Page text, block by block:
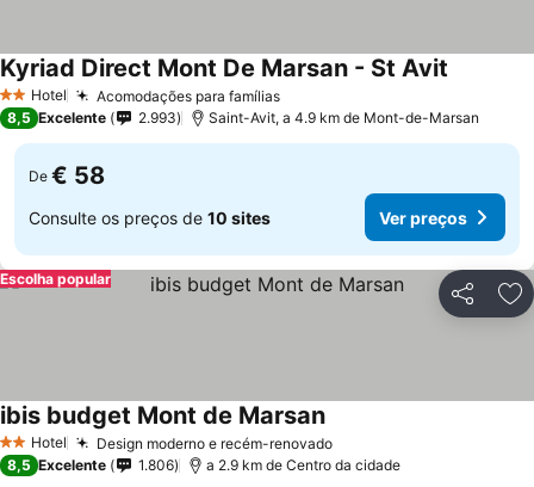
2 Estrelas
Hotel Acomodações para famíliasVer preços
Kyriad Direct Mont De Marsan - St Avit
8,5 Excelente 2.993 Saint-Avit, a 4.9 km de Mont-de-Marsan
De € 58
Consulte os preços de 10 sites Ver preços
Partilhar
Escolha popular
2 Estrelas
Hotel Design moderno e recém-renovadoVer preços
ibis budget Mont de MarsanVer preços
8,5 Excelente 1.806 a 2.9 km de Centro da cidade